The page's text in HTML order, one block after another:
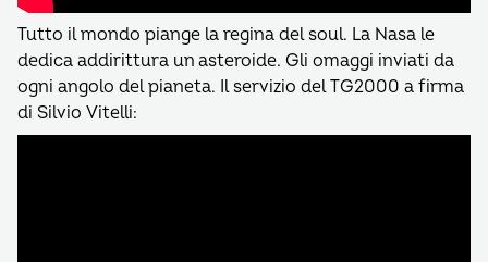
Tutto il mondo piange la regina del soul. La Nasa le
dedica addirittura un asteroide. Gli omaggi inviati da
ogni angolo del pianeta. Il servizio del TG2000 a firma
di Silvio Vitelli: